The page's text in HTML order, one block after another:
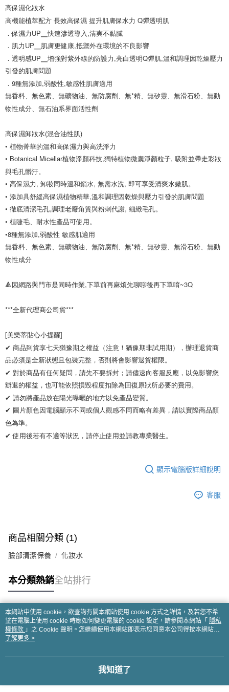
高保濕化妝水
高機能植萃配方 長效高保濕 提升肌膚保水力 Q彈透明肌
．保濕力UP╴快速滲透導入,清爽不黏膩
．肌力UP╴肌膚更健康,抵禦外在環境的不良影響
．透明感UP╴增強對紫外線的防護力,亮白透明Q彈肌,溫和調理因乾燥壓力
引發的肌膚問題
．9種無添加,弱酸性,敏感性肌膚適用
無香料、無色素、無礦物油、無防腐劑、無*精、無矽靈、無滑石粉、無動
物性成分、無石油系界面活性劑
高保濕卸妝水(混合油性肌)
• 植物菁華的溫和高保濕力與高洗淨力
• Botanical Micellar植物淨顏科技,獨特植物微囊淨顏粒子, 吸附並帶走彩妝
與毛孔髒汙。
• 高保濕力, 卸妝同時溫和鎖水, 無需水洗, 即可享受清爽水嫩肌。
• 添加具舒緩高保濕植物精華,溫和調理因乾燥與壓力引發的肌膚問題
• 徹底清潔毛孔,調理老廢角質與粉刺代謝, 細緻毛孔。
• 植睫毛、耐水性產品可使用。
•8種無添加,弱酸性 敏感肌適用
無香料、無色素、無礦物油、無防腐劑、無*精、無矽靈、無滑石粉、無動
物性成分
🔺因網路與門市是同時作業,下單前再麻煩先聊聊後再下單唷~3Q
***全新代理商公司貨***
[美樂蒂貼心小提醒]
✔ 商品到貨享七天猶豫期之權益（注意！猶豫期非試用期），辦理退貨商
品必須是全新狀態且包裝完整，否則將會影響退貨權限。
✔ 對於商品有任何疑問，請先不要拆封；請儘速向客服反應，以免影響您
辦退的權益，也可能依照損毀程度扣除為回復原狀所必要的費用。
✔ 請勿將產品放在陽光曝曬的地方以免產品變質。
✔ 圖片顏色因電腦顯示不同或個人觀感不同而略有差異，請以實際商品顏
色為準。
✔ 使用後若有不適等狀況，請停止使用並請教專業醫生。
顯示電腦版詳細說明
客服
商品相關分類 (1)
臉部清潔保養 化妝水
本分類熱銷全站排行
熱門標籤
本網站中使用 cookie，欲查詢有關本網站使用 cookie 方式之詳情，及若您不希
望在電腦上使用 cookie 時應如何變更電腦的 cookie 設定，請參閱本網站「 隱私
權條款 」之 Cookie 聲明。您繼續使用本網站即表示您同意本公司得按本網站使
用條款之 Cookie 聲明使用 cookie。
了解更多 >
我知道了